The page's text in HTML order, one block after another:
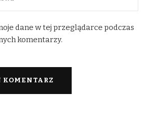
dane w tej przeglądarce podczas
komentarzy.